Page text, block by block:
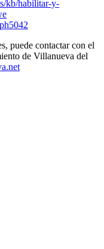
kb/habilitar-y-
puede contactar con el
de Villanueva del